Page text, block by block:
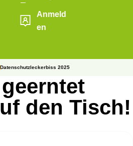
Anmeld
en
Datenschutzleckerbiss 2025
den Tisch!